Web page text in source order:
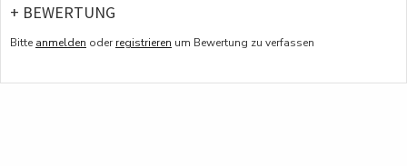
+ BEWERTUNG
Bitte anmelden oderregistrieren um Bewertung zu verfassen